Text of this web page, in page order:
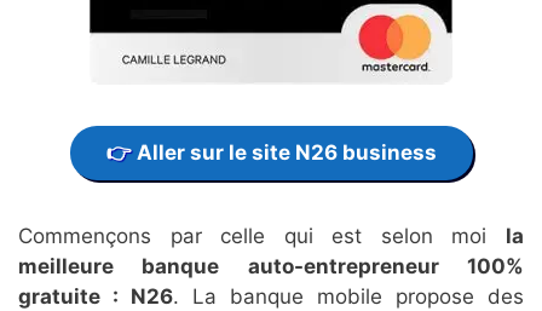
Aller sur le site N26 business
Commençons par celle qui est selon moi la
meilleure banque auto-entrepreneur 100%
gratuite : N26. La banque mobile propose des